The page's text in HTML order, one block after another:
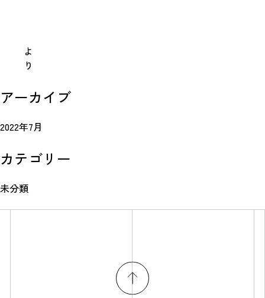
よ
り
アーカイブ
2022年7月
カテゴリー
未分類